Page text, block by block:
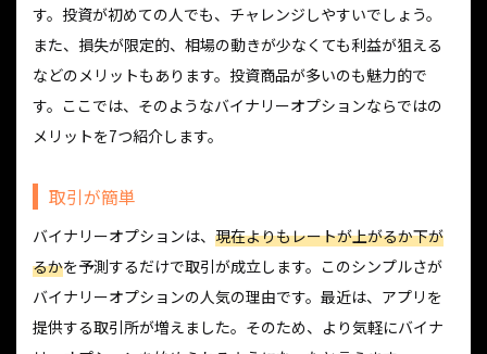
す。投資が初めての人でも、チャレンジしやすいでしょう。
また、損失が限定的、相場の動きが少なくても利益が狙える
などのメリットもあります。投資商品が多いのも魅力的で
す。ここでは、そのようなバイナリーオプションならではの
メリットを7つ紹介します。
取引が簡単
バイナリーオプションは、 現在よりもレートが上がるか下が
るかを予測するだけで取引が成立します。このシンプルさが
バイナリーオプションの人気の理由です。最近は、アプリを
提供する取引所が増えました。そのため、より気軽にバイナ